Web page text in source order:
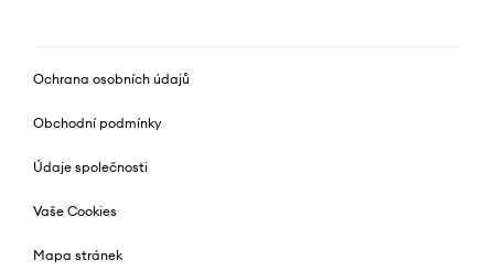
Ochrana osobních údajů
Obchodní podmínky
Údaje společnosti
Vaše Cookies
Mapa stránek